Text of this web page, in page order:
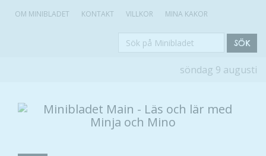
OM MINIBLADET KONTAKT VILLKOR MINA KAKOR
Sök
SÖK
söndag 9 augusti